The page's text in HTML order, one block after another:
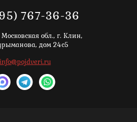
767-36-36
Московская обл., г. Клин,
дом 24с5
info@pojdveri.ru